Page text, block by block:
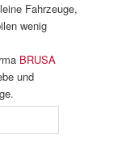
Fahrzeuge,
wenig
BRUSA
und